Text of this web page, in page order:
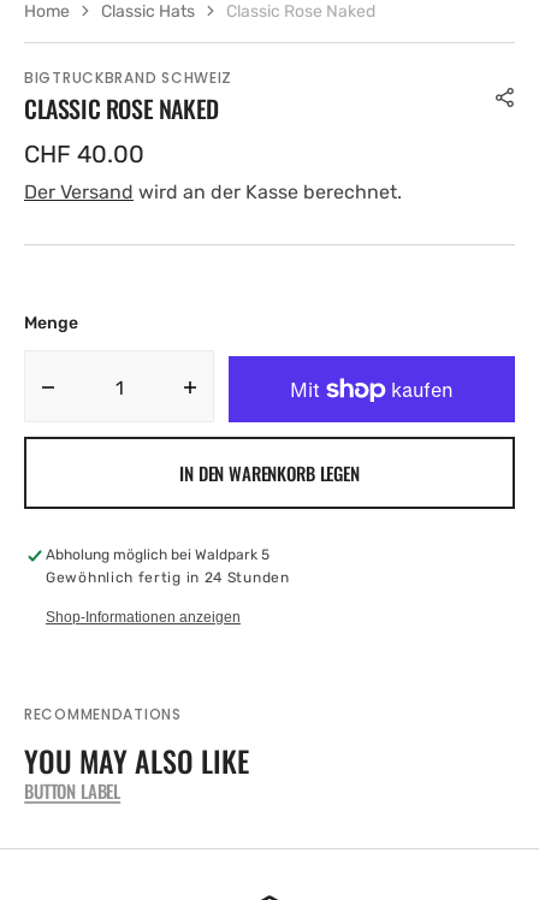
BIGTRUCKBRAND SCHWEIZ
CLASSIC ROSE NAKED
Regulärer
Preis
CHF 40.00
Der Versand wird an der Kasse berechnet.
Menge
Rose
IN DEN WARENKORB LEGEN
Abholung möglich bei Waldpark 5
Gewöhnlich fertig in 24 Stunden
Shop-Informationen anzeigen
Home Classic Hats Classic Rose Naked
RECOMMENDATIONS
YOU MAY ALSO LIKE
BUTTON LABEL